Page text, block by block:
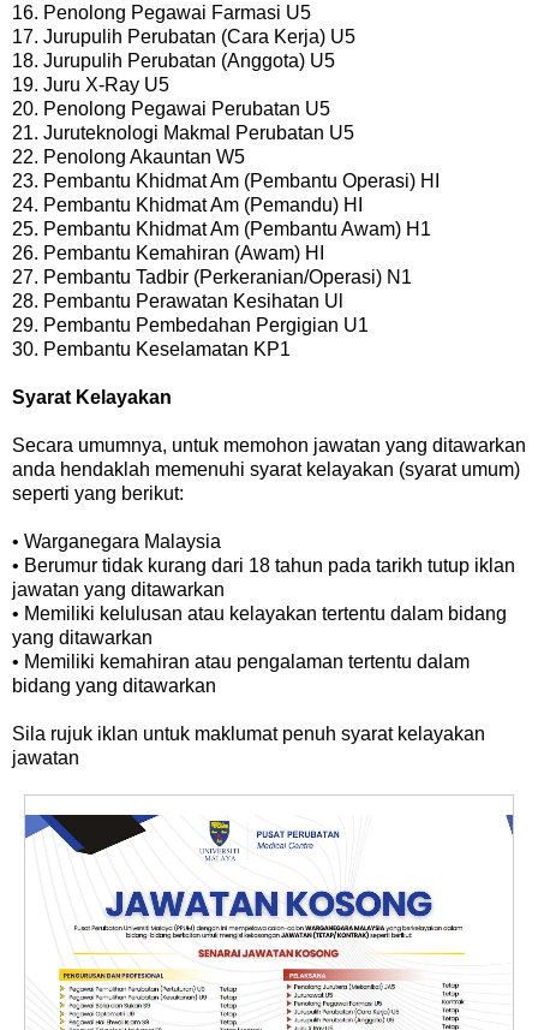
16. Penolong Pegawai Farmasi U5
17. Jurupulih Perubatan (Cara Kerja) U5
18. Jurupulih Perubatan (Anggota) U5
19. Juru X-Ray U5
20. Penolong Pegawai Perubatan U5
21. Juruteknologi Makmal Perubatan U5
22. Penolong Akauntan W5
23. Pembantu Khidmat Am (Pembantu Operasi) HI
24. Pembantu Khidmat Am (Pemandu) HI
25. Pembantu Khidmat Am (Pembantu Awam) H1
26. Pembantu Kemahiran (Awam) HI
27. Pembantu Tadbir (Perkeranian/Operasi) N1
28. Pembantu Perawatan Kesihatan Ul
29. Pembantu Pembedahan Pergigian U1
30. Pembantu Keselamatan KP1
Syarat Kelayakan
Secara umumnya, untuk memohon jawatan yang ditawarkan
anda hendaklah memenuhi syarat kelayakan (syarat umum)
seperti yang berikut:
• Warganegara Malaysia
• Berumur tidak kurang dari 18 tahun pada tarikh tutup iklan
jawatan yang ditawarkan
• Memiliki kelulusan atau kelayakan tertentu dalam bidang
yang ditawarkan
• Memiliki kemahiran atau pengalaman tertentu dalam
bidang yang ditawarkan
Sila rujuk iklan untuk maklumat penuh syarat kelayakan
jawatan